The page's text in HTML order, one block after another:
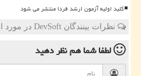
کلید اولیه آزمون ارشد فردا منتشر می شود
نظرات بینندگان DevSoft در مورد این مطلب
لطفا شما همنظر دهید